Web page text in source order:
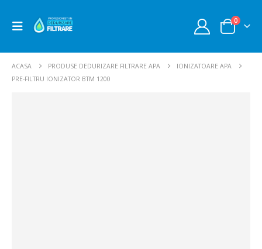
0
ACASA PRODUSE DEDURIZARE FILTRARE APA
IONIZATOARE APA
PRE-FILTRU IONIZATOR BTM 1200